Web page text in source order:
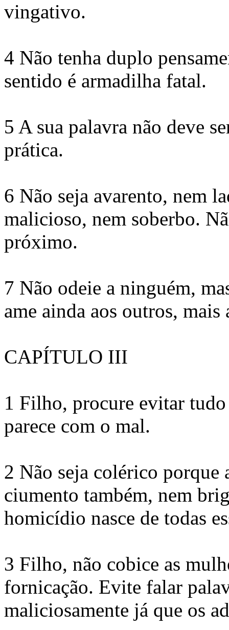
vingativo.
4 Não tenha duplo
sentido é armadilha fatal.
5 A sua palavra não deve
prática.
6 Não seja avarento, nem
malicioso, nem soberbo.
próximo.
7 Não odeie a ninguém,
ame ainda aos outros, mais
CAPÍTULO III
1 Filho, procure evitar
parece com o mal.
2 Não seja colérico porque
ciumento também, nem
homicídio nasce de todas
3 Filho, não cobice as
fornicação. Evite falar
maliciosamente já que os